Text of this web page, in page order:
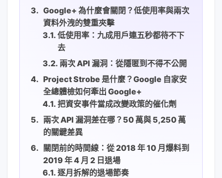
Google+ 為什麼會關閉？低使用率與兩次
資料外洩的雙重夾擊
低使用率：九成用戶連五秒都待不下
去
兩次 API 漏洞：從隱匿到不得不公開
Project Strobe 是什麼？Google 自家安
全總體檢如何牽出 Google+
把資安事件當成改變政策的催化劑
兩次 API 漏洞差在哪？50 萬與 5,250 萬
的關鍵差異
關閉前的時間線：從 2018 年 10 月爆料到
2019 年 4 月 2 日退場
逐月拆解的退場節奏